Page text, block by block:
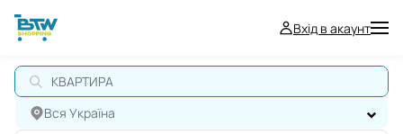
Вхід в акаунт
КВАРТИРА
Вся Україна